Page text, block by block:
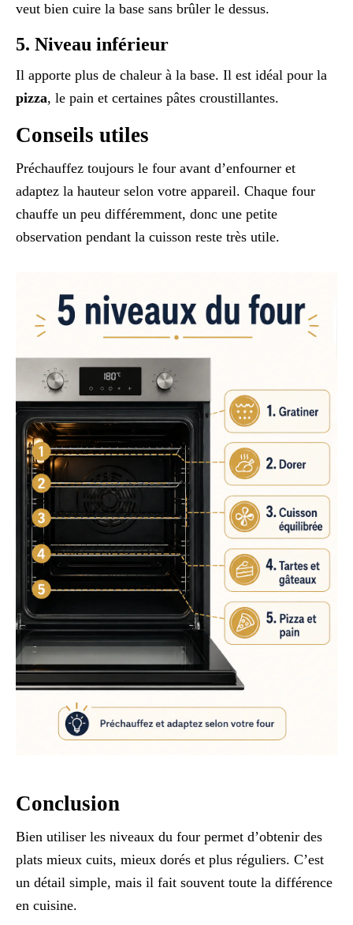
veut bien cuire la base sans brûler le dessus.
5. Niveau inférieur
Il apporte plus de chaleur à la base. Il est idéal pour la
pizza, le pain et certaines pâtes croustillantes.
Conseils utiles
Préchauffez toujours le four avant d’enfourner et
adaptez la hauteur selon votre appareil. Chaque four
chauffe un peu différemment, donc une petite
observation pendant la cuisson reste très utile.
Conclusion
Bien utiliser les niveaux du four permet d’obtenir des
plats mieux cuits, mieux dorés et plus réguliers. C’est
un détail simple, mais il fait souvent toute la différence
en cuisine.